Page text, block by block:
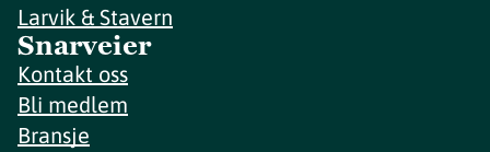
Larvik & Stavern
Snarveier
Kontakt oss
Bli medlem
Bransje